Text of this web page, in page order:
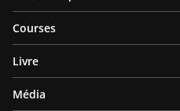
Courses
Livre
Média